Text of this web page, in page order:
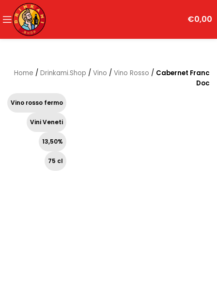
€0,00
Home / Drinkami.Shop / Vino / Vino Rosso / Cabernet Franc
Doc
Vino rosso fermo
Vini Veneti
13,50%
75 cl